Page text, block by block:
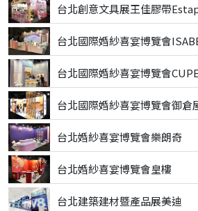
台北創意文具展王佳膠帶
台北國際婚紗喜宴博覽會
台北國際婚紗喜宴博覽會御倉
台北婚紗喜宴博覽會樂朗奇
台北婚紗喜宴博覽會皇樓
台北建築建材暨產品展美迪